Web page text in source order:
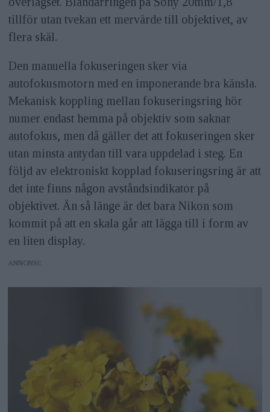
tillför utan tvekan ett mervärde till objektivet, av
flera skäl.
Den manuella fokuseringen sker via
autofokusmotorn med en imponerande bra känsla.
Mekanisk koppling mellan fokuseringsring hör
numer endast hemma på objektiv som saknar
autofokus, men då gäller det att fokuseringen sker
utan minsta antydan till vara uppdelad i steg. En
följd av elektroniskt kopplad fokuseringsring är att
det inte finns någon avståndsindikator på
objektivet. Än så länge är det bara Nikon som
kommit på att en skala går att lägga till i form av
en liten display.
ANNONS